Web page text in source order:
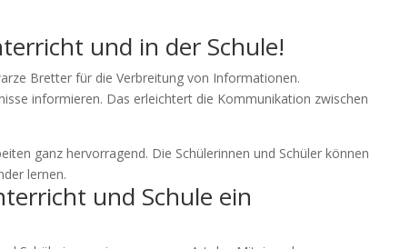
und in der Schule!
Bretter für die Verbreitung von Informationen.
informieren. Das erleichtert die Kommunikation zwischen
ganz hervorragend. Die Schülerinnen und Schüler können
lernen.
und Schule ein